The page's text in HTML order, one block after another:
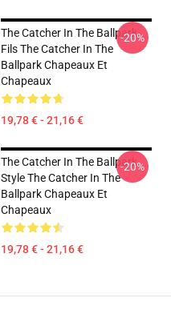
The Catcher In The Ballpark
Fils The Catcher In The
Ballpark Chapeaux Et
Chapeaux
19,78 € - 21,16 €
-20%
The Catcher In The Ballpark
Style The Catcher In The
Ballpark Chapeaux Et
Chapeaux
19,78 € - 21,16 €
-20%